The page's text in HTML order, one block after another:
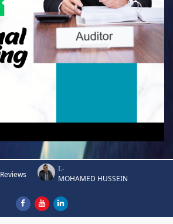
Reviews
I.-
MOHAMED HUSSEIN